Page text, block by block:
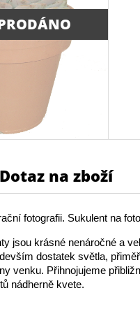
Dotaz na zboží
fotografii. Sukulent na
jsou krásné nenáročné a
dostatek světla,
venku. Přihnojujeme
nádherně kvete.